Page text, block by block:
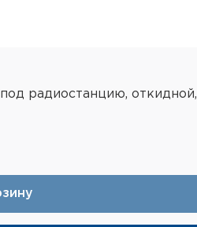
радиостанцию, откидной,